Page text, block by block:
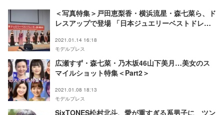
＜写真特集＞戸田恵梨香・横浜流星・森七菜ら、ド
レスアップで登場 「日本ジュエリーベストドレッ
2021.01.14 16:18
モデルプレス
広瀬すず・森七菜・乃木坂46山下美月…美女のス
マイルショット特集＜Part2＞
2021.01.08 18:13
モデルプレス
SixTONES松村北斗、愛が重すぎる系男子に ツン